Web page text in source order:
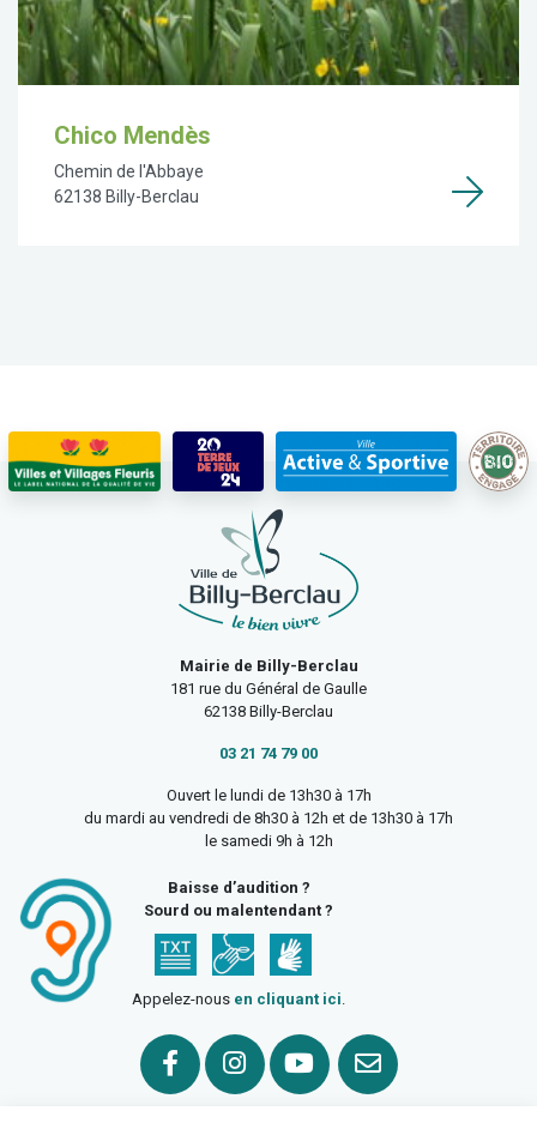
Chico Mendès
Chemin de l'Abbaye
62138 Billy-Berclau
Mairie de Billy-Berclau
181 rue du Général de Gaulle
62138 Billy-Berclau
03 21 74 79 00
Ouvert le lundi de 13h30 à 17h
du mardi au vendredi de 8h30 à 12h et de 13h30 à 17h
le samedi 9h à 12h
Baisse d’audition ?
Sourd ou malentendant ?
Appelez-nous en cliquant ici.